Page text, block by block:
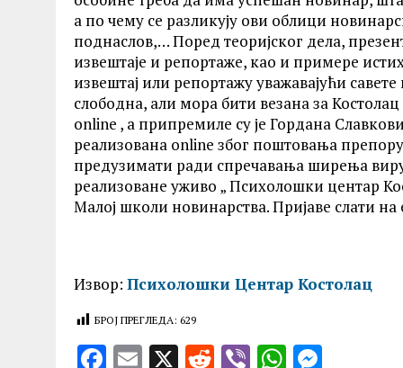
а по чему се разликују ови облици
поднаслов,… Поред теоријског дела,
извештаје и репортаже, као и примере
извештај или репортажу уважавајући
слободна, али мора бити везана за
online , а припремиле су је Гордана
реализована online због поштовања
предузимати ради спречавања ширења
реализоване уживо „ Психолошки центар
Малој школи новинарства. Пријаве слати
Извор: Психолошки Центар Костолац
БРОЈ ПРЕГЛЕДА: 629
F E X R V W